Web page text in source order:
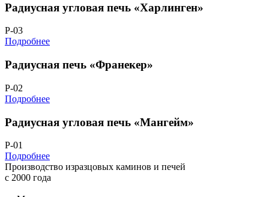
Радиусная угловая печь «Харлинген»
Р-03
Подробнее
Радиусная печь «Франекер»
Р-02
Подробнее
Радиусная угловая печь «Мангейм»
Р-01
Подробнее
Производство изразцовых каминов и печей
с 2000 года